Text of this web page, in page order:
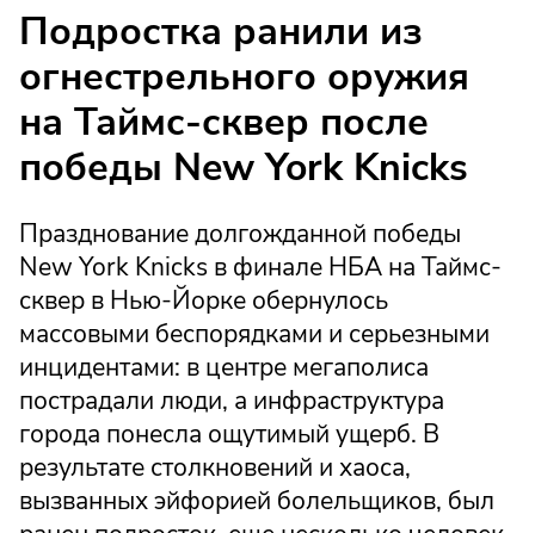
Подростка ранили из
огнестрельного оружия
на Таймс-сквер после
победы New York Knicks
Празднование долгожданной победы
New York Knicks в финале НБА на Таймс-
сквер в Нью-Йорке обернулось
массовыми беспорядками и серьезными
инцидентами: в центре мегаполиса
пострадали люди, а инфраструктура
города понесла ощутимый ущерб. В
результате столкновений и хаоса,
вызванных эйфорией болельщиков, был